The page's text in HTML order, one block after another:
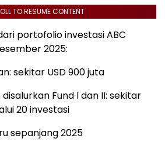
TO RESUME CONTENT
portofolio investasi ABC
2025:
sekitar USD 900 juta
Fund I dan II: sekitar
20 investasi
sepanjang 2025